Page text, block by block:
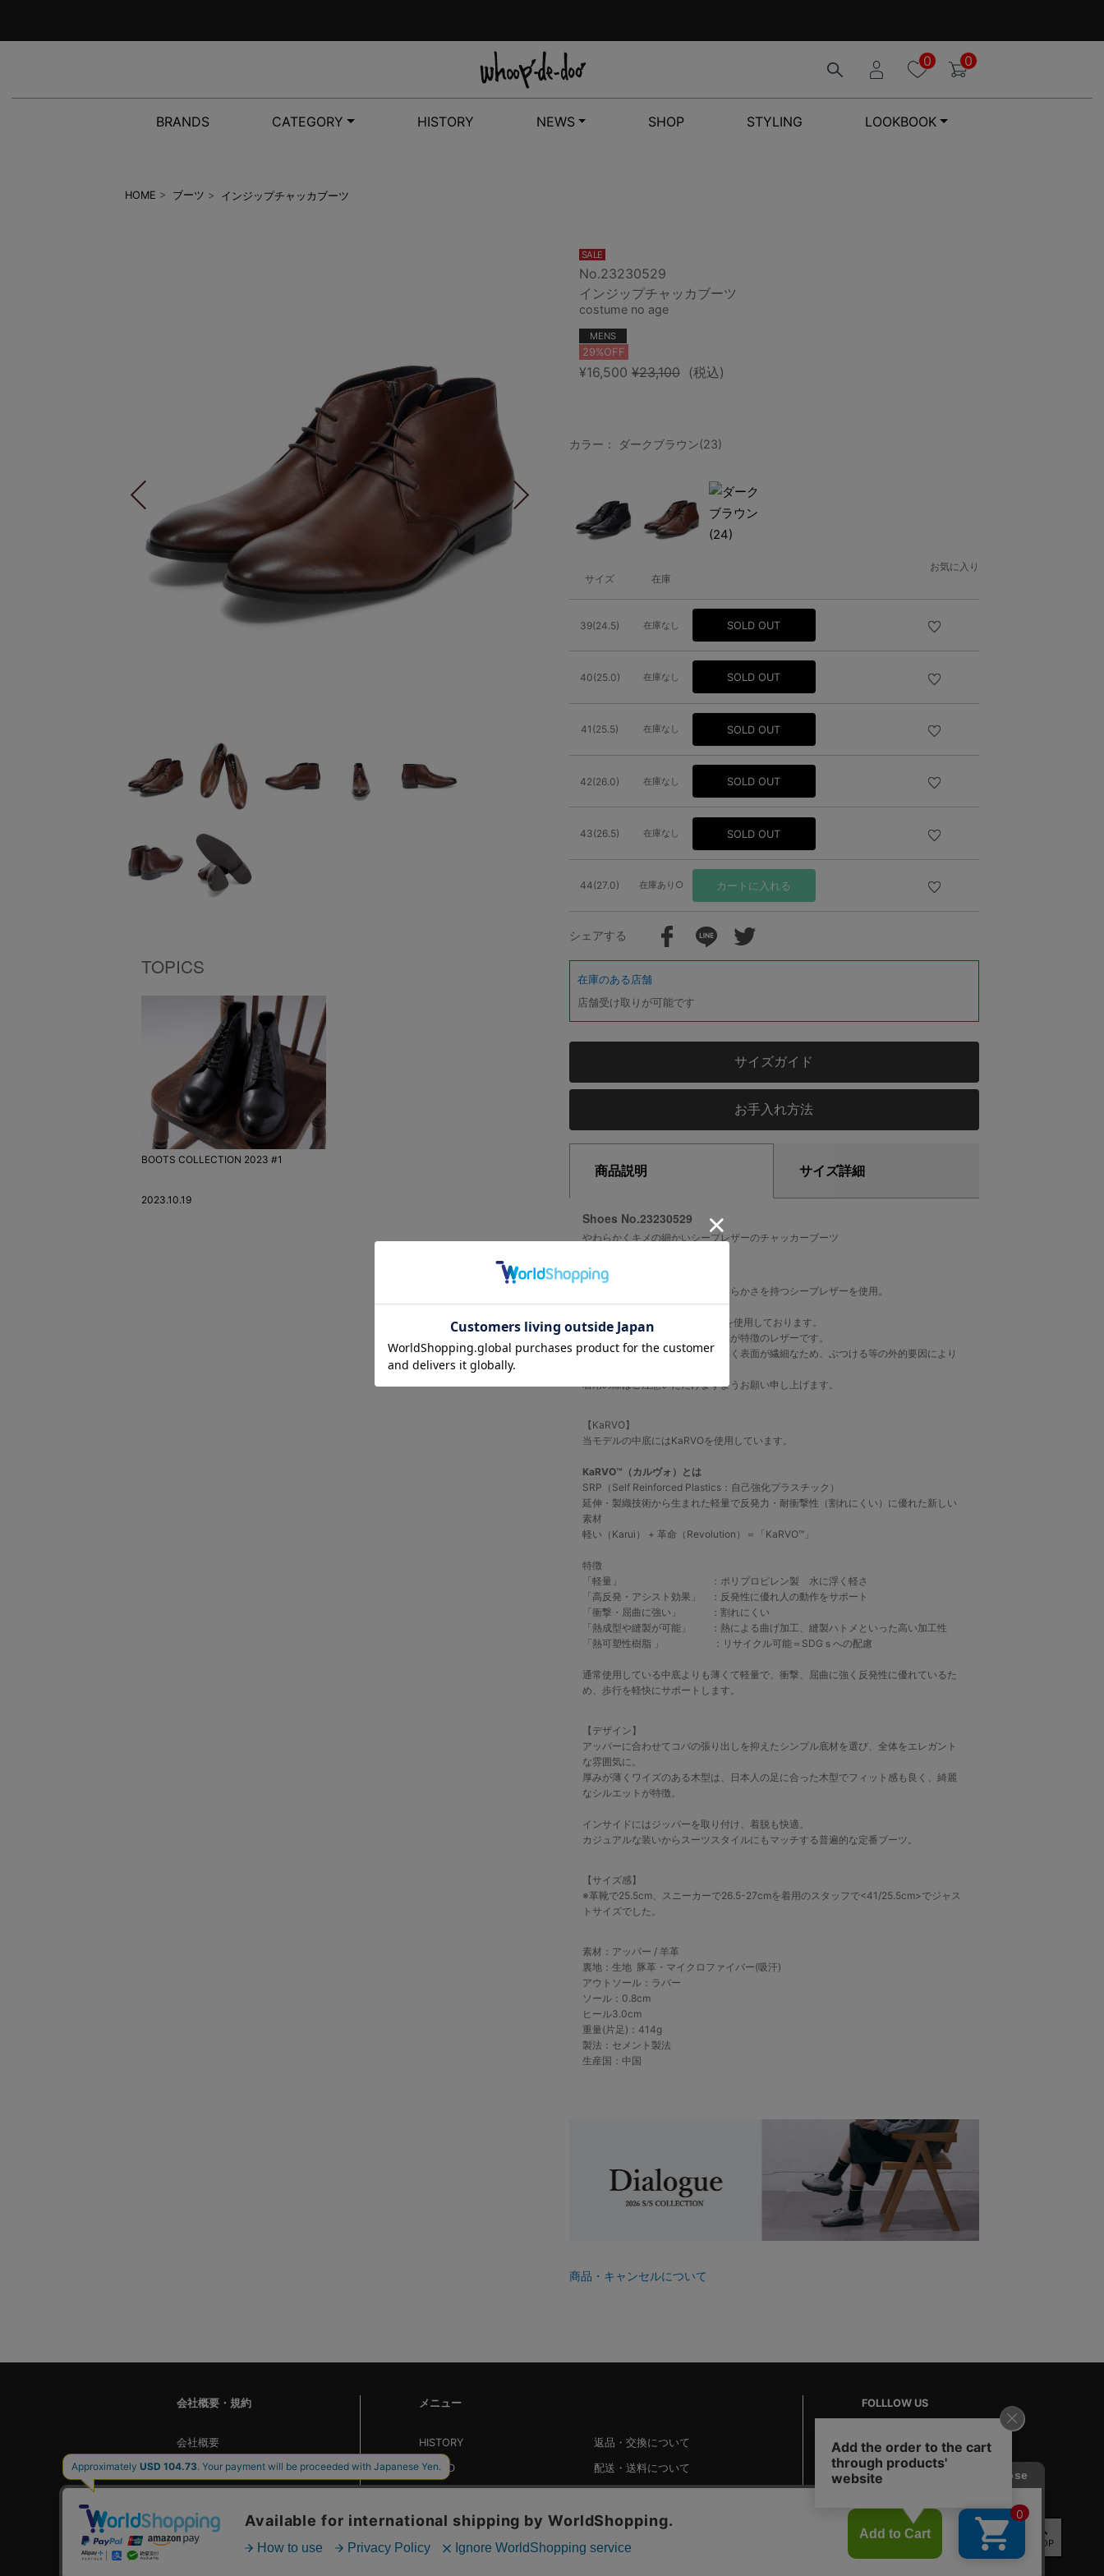
0 0
BRANDS CATEGORY HISTORY NEWS SHOP STYLING LOOKBOOK
HOME > ブーツ > インジップチャッカブーツ
SALE
No.23230529
インジップチャッカブーツ
costume no age
MENS
29%OFF
¥16,500 ¥23,100 (税込)
カラー： ダークブラウン(23)
サイズ 在庫
お気に入り
39(24.5) 在庫なし SOLD OUT
40(25.0) 在庫なし SOLD OUT
41(25.5) 在庫なし SOLD OUT
42(26.0) 在庫なし SOLD OUT
43(26.5) 在庫なし SOLD OUT
44(27.0) 在庫あり○ カートに入れる
シェアする
在庫のある店舗
店舗受け取りが可能です
サイズガイド
お手入れ方法
商品説明 サイズ詳細
Shoes No.23230529
やわらかくキメの細かいシープレザーのチャッカーブーツ
【素材】
細かいシボ感とふんわりとした柔らかさを持つシープレザーを使用。
※この製品はシープレザー(羊革)を使用しております。
非常にやわらかくしなやかな質感が特徴のレザーです。
その反面、牛革に比べて厚みが薄く表面が繊細なため、ぶつける等の外的要因により
着用の際はご注意いただけますようお願い申し上げます。
【KaRVO】
当モデルの中底にはKaRVOを使用しています。
KaRVO™（カルヴォ）とは
SRP（Self Reinforced Plastics：自己強化プラスチック）
延伸・製織技術から生まれた軽量で反発力・耐衝撃性（割れにくい）に優れた新しい
素材
軽い（Karui） + 革命（Revolution）＝「KaRVO™」
特徴
「軽量」 ：ポリプロピレン製 水に浮く軽さ
「高反発・アシスト効果」 ：反発性に優れ人の動作をサポート
「衝撃・屈曲に強い」 ：割れにくい
「熱成型や縫製が可能」 ：熱による曲げ加工、縫製ハトメといった高い加工性
「熱可塑性樹脂 」 ：リサイクル可能＝SDGｓへの配慮
通常使用している中底よりも薄くて軽量で、衝撃、屈曲に強く反発性に優れているた
め、歩行を軽快にサポートします。
【デザイン】
アッパーに合わせてコバの張り出しを抑えたシンプル底材を選び、全体をエレガント
な雰囲気に。
厚みが薄くワイズのある木型は、日本人の足に合った木型でフィット感も良く、綺麗
なシルエットが特徴。
インサイドにはジッパーを取り付け、着脱も快適。
カジュアルな装いからスーツスタイルにもマッチする普遍的な定番ブーツ。
【サイズ感】
※革靴で25.5cm、スニーカーで26.5-27cmを着用のスタッフで<41/25.5cm>でジャス
トサイズでした。
素材：アッパー / 羊革
裏地：生地 豚革・マイクロファイバー(吸汗)
アウトソール：ラバー
ソール：0.8cm
ヒール3.0cm
重量(片足)：414g
製法：セメント製法
生産国：中国
商品・キャンセルについて
TOPICS
BOOTS COLLECTION 2023 #1
2023.10.19
会社概要・規約
会社概要
ご利用ガイド
個人情報保護方針
ご利用規約
メニュー
HISTORY
BRAND
TOPICS
SHOP
返品・交換について
配送・送料について
PRESS
FOR BUYER
FOLLLOW US
TOP